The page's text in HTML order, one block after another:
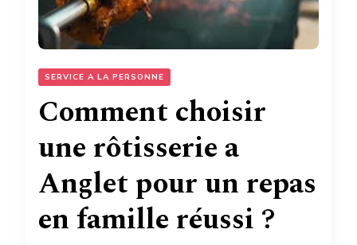
SERVICE A LA PERSONNE
Comment choisir
une rôtisserie a
Anglet pour un repas
en famille réussi ?